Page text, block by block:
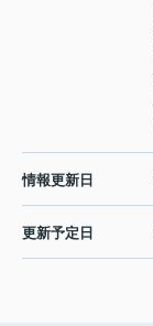
情報更新日
更新予定日